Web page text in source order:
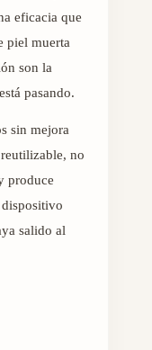
eficacia que
piel muerta
son la
pasando.
sin mejora
no
produce
salido al